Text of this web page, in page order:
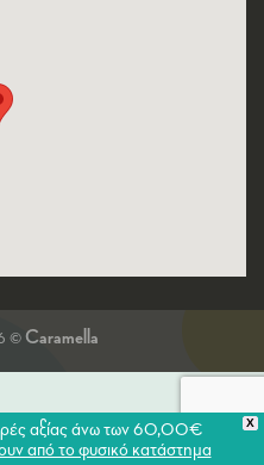
© Caramella
X
αξίας άνω των 60,00€
από το φυσικό κατάστημα